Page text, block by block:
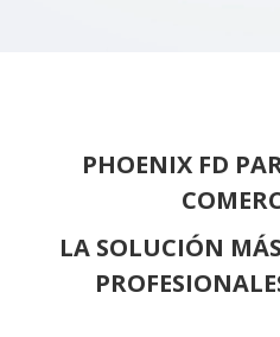
PHOENIX FD
LA SOLUCIÓN